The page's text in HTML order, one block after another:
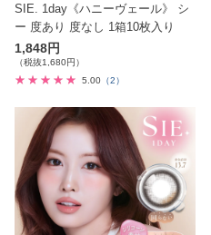
SIE. 1day《ハニーヴェール》 シ
ー 度あり 度なし 1箱10枚入り
1,848円
（税抜1,680円）
5.00 （2）